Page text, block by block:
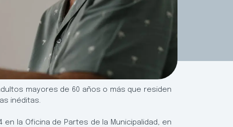
mayores de 60 años o más que residen
inéditas.
la Oficina de Partes de la Municipalidad, en